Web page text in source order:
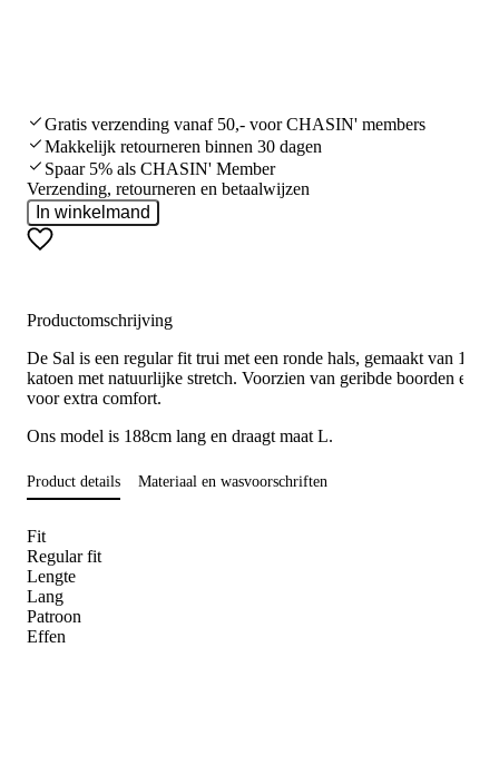
Gratis verzending vanaf 50,- voor CHASIN' members
Makkelijk retourneren binnen 30 dagen
Spaar 5% als CHASIN' Member
Verzending, retourneren en betaalwijzen
In winkelmand
Productomschrijving
De Sal is een regular fit trui met een ronde hals, gemaakt van 100%
katoen met natuurlijke stretch. Voorzien van geribde boorden en
voor extra comfort.
Ons model is 188cm lang en draagt maat L.
Product details Materiaal en wasvoorschriften
Fit
Regular fit
Lengte
Lang
Patroon
Effen